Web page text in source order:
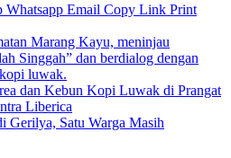
Whatsapp Email Copy Link Print
dan Kebun Kopi Luwak di Prangat
Liberica
Gerilya, Satu Warga Masih